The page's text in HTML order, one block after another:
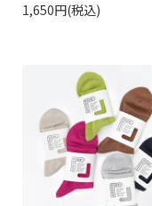
1,650円(税込)